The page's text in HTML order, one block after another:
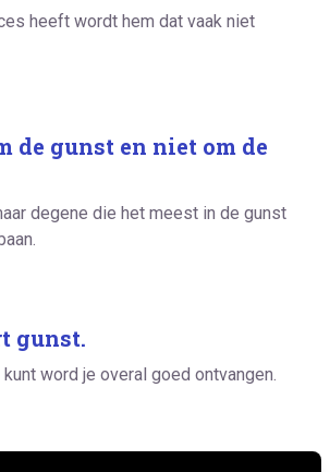
heeft wordt hem dat vaak niet
de gunst en niet om de
degene die het meest in de gunst
gunst.
word je overal goed ontvangen.